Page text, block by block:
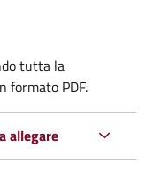
tutta la
formato PDF.
allegare